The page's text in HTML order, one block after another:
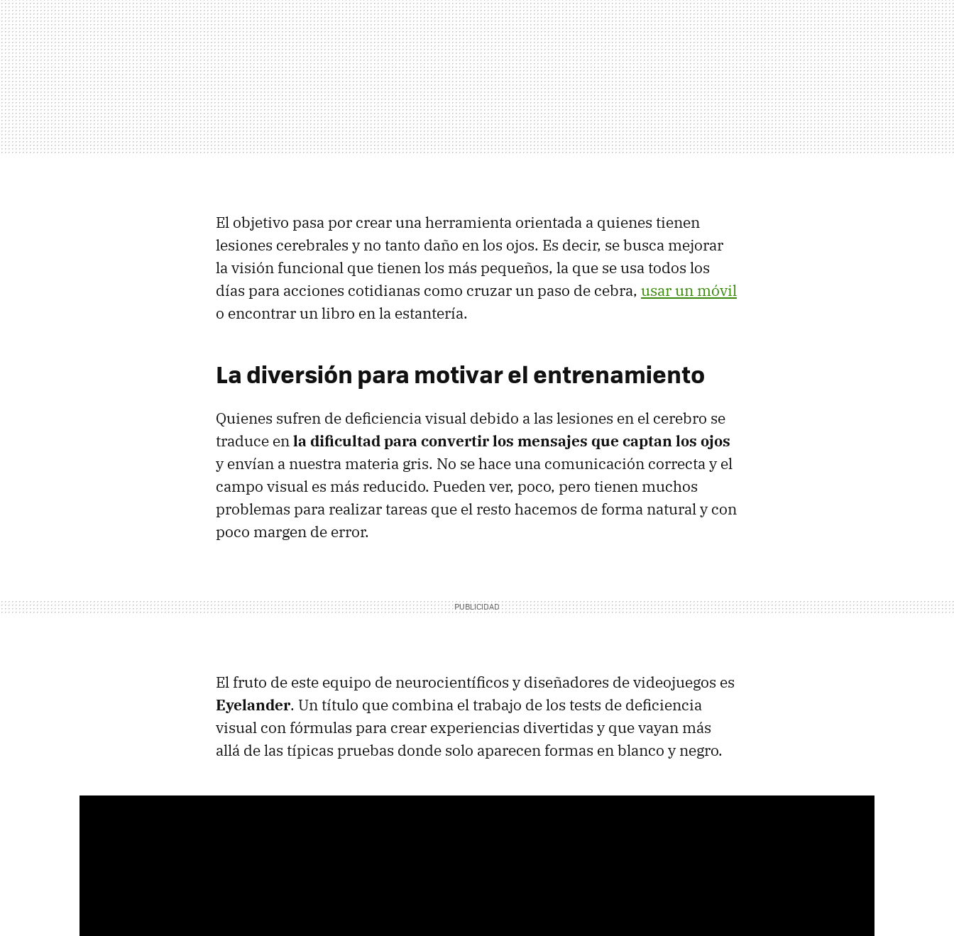
El objetivo pasa por crear una herramienta orientada a quienes tienen
lesiones cerebrales y no tanto daño en los ojos. Es decir, se busca mejorar
la visión funcional que tienen los más pequeños, la que se usa todos los
días para acciones cotidianas como cruzar un paso de cebra, usar un móvil
o encontrar un libro en la estantería.
La diversión para motivar el entrenamiento
Quienes sufren de deficiencia visual debido a las lesiones en el cerebro se
traduce enla dificultad para convertir los mensajes que captan los ojos
y envían a nuestra materia gris. No se hace una comunicación correcta y el
campo visual es más reducido. Pueden ver, poco, pero tienen muchos
problemas para realizar tareas que el resto hacemos de forma natural y con
poco margen de error.
El fruto de este equipo de neurocientíficos y diseñadores de videojuegos es
Eyelander. Un título que combina el trabajo de los tests de deficiencia
visual con fórmulas para crear experiencias divertidas y que vayan más
allá de las típicas pruebas donde solo aparecen formas en blanco y negro.